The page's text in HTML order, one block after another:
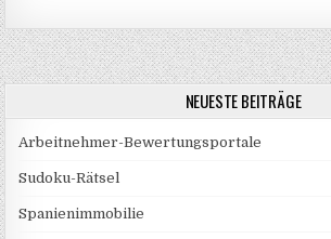
NEUESTE BEITRÄGE
Arbeitnehmer-Bewertungsportale
Sudoku-Rätsel
Spanienimmobilie